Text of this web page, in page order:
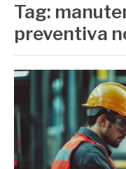
Tag:
preventiva